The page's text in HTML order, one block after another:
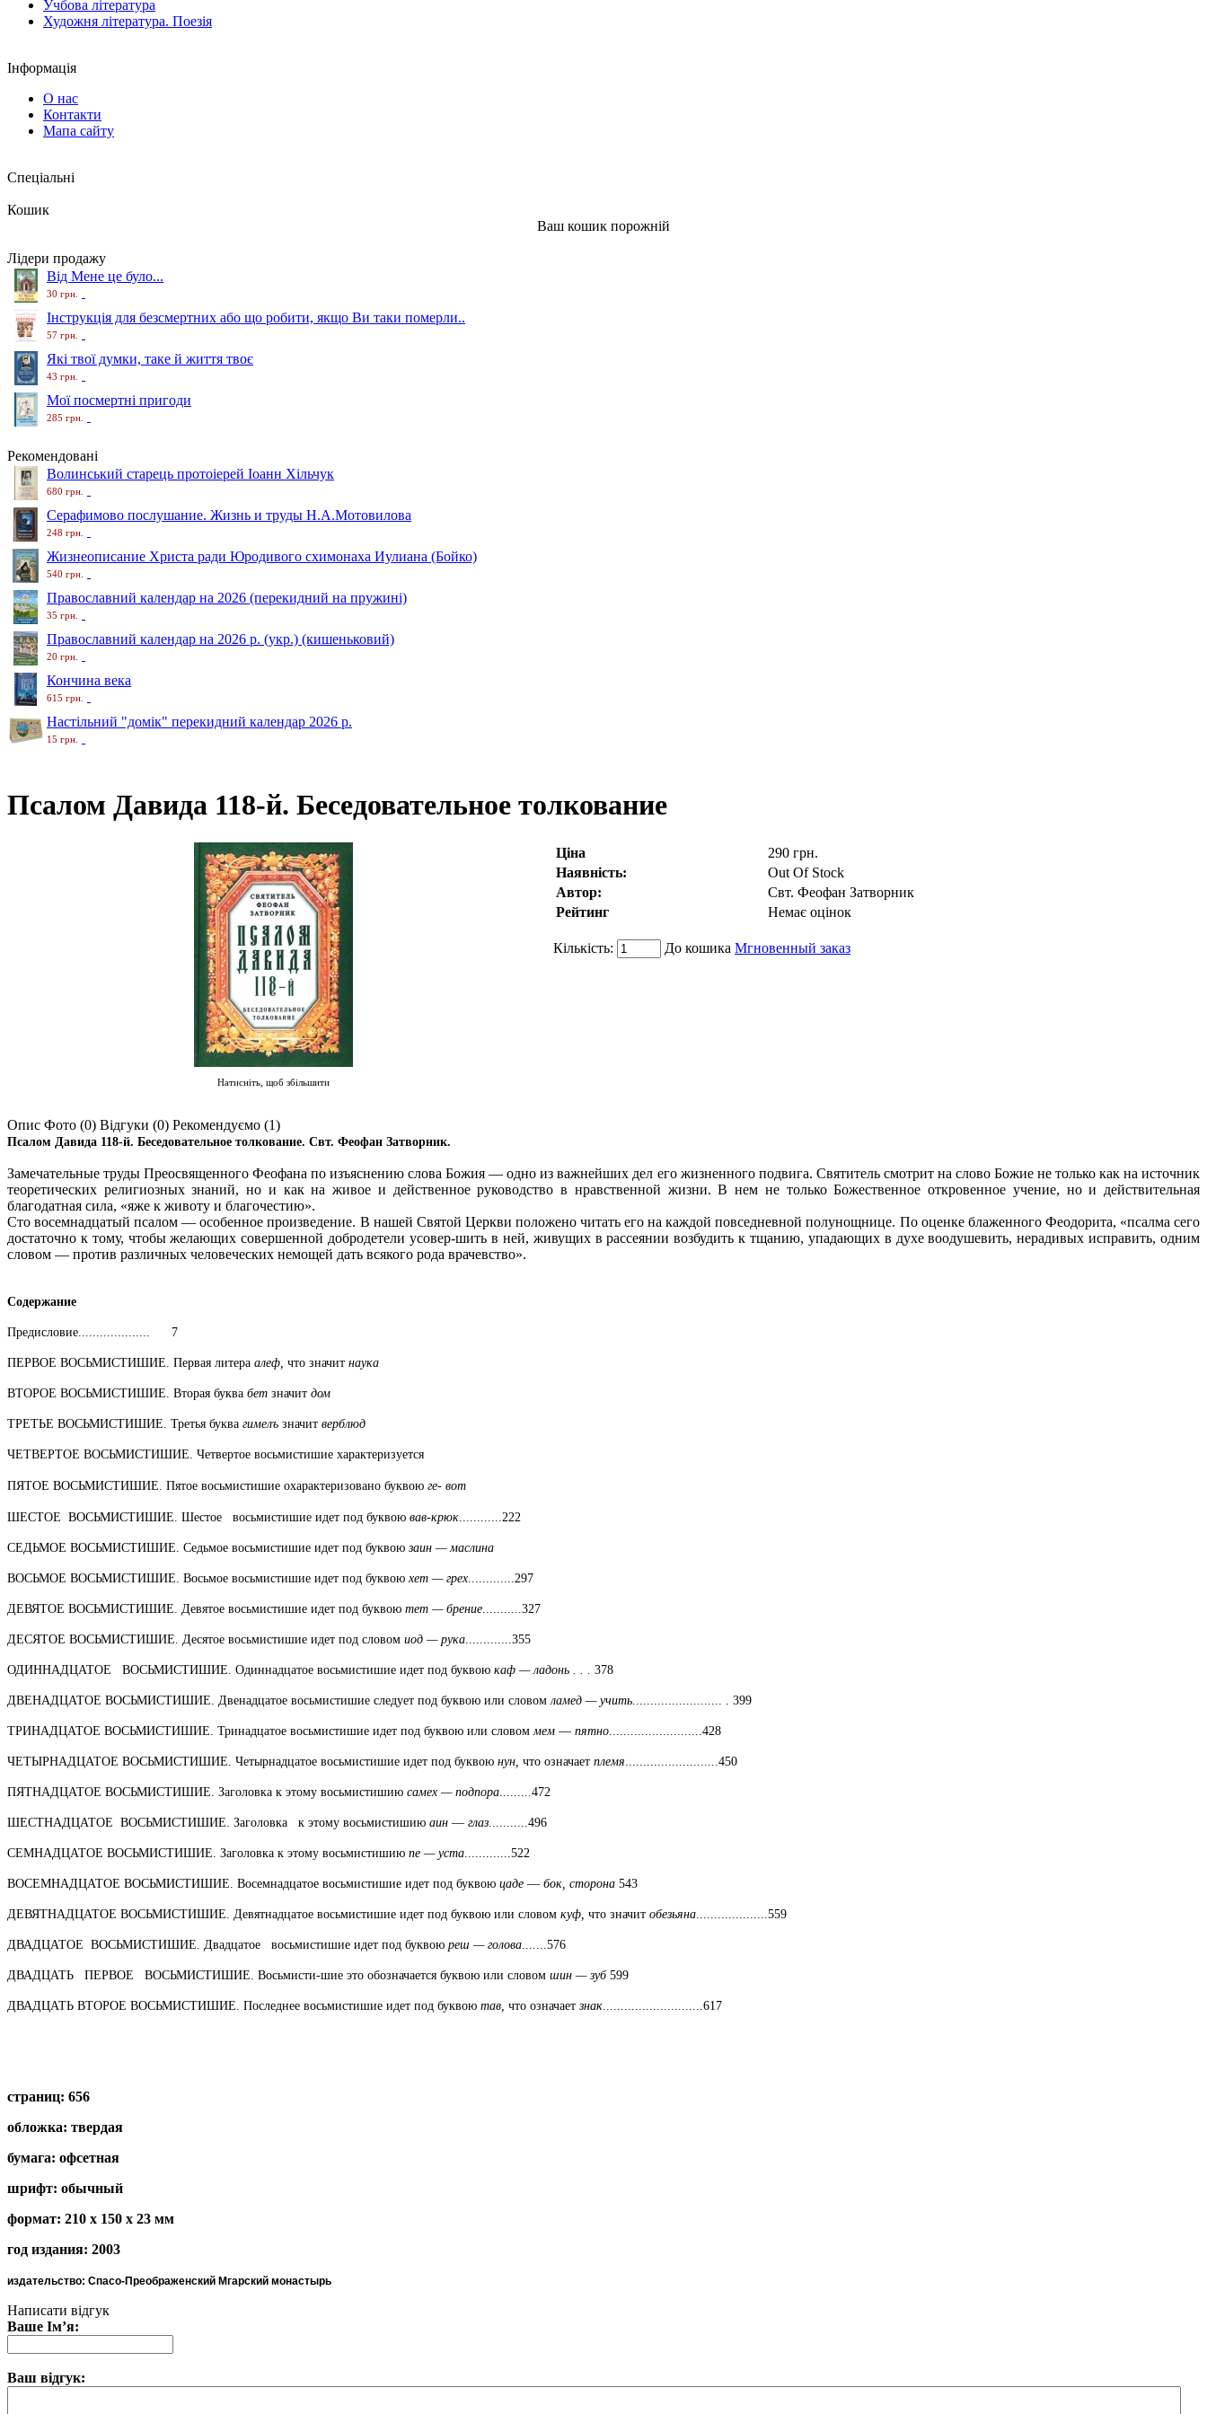
Учбова література
Художня література. Поезія
Інформація
О нас
Контакти
Мапа сайту
Спеціальні
Кошик
Ваш кошик порожній
Лідери продажу
Від Мене це було...
30 грн.
Інструкція для безсмертних або що робити, якщо Ви таки померли..
57 грн.
Які твої думки, таке й життя твоє
43 грн.
Мої посмертні пригоди
285 грн.
Рекомендовані
Волинський старець протоіерей Іоанн Хільчук
680 грн.
Серафимово послушание. Жизнь и труды Н.А.Мотовилова
248 грн.
Жизнеописание Христа ради Юродивого схимонаха Иулиана (Бойко)
540 грн.
Православний календар на 2026 (перекидний на пружині)
35 грн.
Православний календар на 2026 р. (укр.) (кишеньковий)
20 грн.
Кончина века
615 грн.
Настільний "домік" перекидний календар 2026 р.
15 грн.
Псалом Давида 118-й. Беседовательное толкование
Натисніть, щоб збільшити
Ціна
290 грн.
Наявність:
Out Of Stock
Автор:
Свт. Феофан Затворник
Рейтинг
Немає оцінок
Кількість: До кошика Мгновенный заказ
Опис Фото (0) Відгуки (0) Рекомендуємо (1)
Псалом Давида 118-й. Беседовательное толкование. Свт. Феофан Затворник.
Замечательные труды Преосвященного Феофана по изъяснению слова Божия — одно из важнейших дел его жизненного подвига. Святитель смотрит на слово Божие не только как на источник
теоретических религиозных знаний, но и как на живое и действенное руководство в нравственной жизни. В нем не только Божественное откровенное учение, но и действительная
благодатная сила, «яже к животу и благочестию».
Сто восемнадцатый псалом — особенное произведение. В нашей Святой Церкви положено читать его на каждой повседневной полунощнице. По оценке блаженного Феодорита, «псалма сего
достаточно к тому, чтобы желающих совершенной добродетели усовер-шить в ней, живущих в рассеянии возбудить к тщанию, упадающих в духе воодушевить, нерадивых исправить, одним
словом — против различных человеческих немощей дать всякого рода врачевство».
Содержание
Предисловие.................... 7
ПЕРВОЕ ВОСЬМИСТИШИЕ. Первая литера алеф, что значит наука
ВТОРОЕ ВОСЬМИСТИШИЕ. Вторая буква бет зна­чит дом
ТРЕТЬЕ ВОСЬМИСТИШИЕ. Третья буква гимелъ зна­чит верблюд
ЧЕТВЕРТОЕ ВОСЬМИСТИШИЕ. Четвертое восьмисти­шие характеризуется
ПЯТОЕ ВОСЬМИСТИШИЕ. Пятое восьмистишие оха­рактеризовано буквою ге- вот
ШЕСТОЕ ВОСЬМИСТИШИЕ. Шестое восьмистишие идет под буквою вав-крюк ............222
СЕДЬМОЕ ВОСЬМИСТИШИЕ. Седьмое восьмистишие идет под буквою заин — маслина
ВОСЬМОЕ ВОСЬМИСТИШИЕ. Восьмое восьмистишие идет под буквою хет — грех .............297
ДЕВЯТОЕ ВОСЬМИСТИШИЕ. Девятое восьмистишие идет под буквою тет — брение ...........327
ДЕСЯТОЕ ВОСЬМИСТИШИЕ. Десятое восьмистишие идет под словом иод — рука .............355
ОДИННАДЦАТОЕ ВОСЬМИСТИШИЕ. Одиннадцатое восьмистишие идет под буквою каф — ладонь . . . 378
ДВЕНАДЦАТОЕ ВОСЬМИСТИШИЕ. Двенадцатое вось­мистишие следует под буквою или словом ламед — учить ......................... . 399
ТРИНАДЦАТОЕ ВОСЬМИСТИШИЕ. Тринадцатое вось­мистишие идет под буквою или словом мем — пятно ..........................428
ЧЕТЫРНАДЦАТОЕ ВОСЬМИСТИШИЕ. Четырнадцатое восьмистишие идет под буквою нун, что означает племя ..........................450
ПЯТНАДЦАТОЕ ВОСЬМИСТИШИЕ. Заголовка к это­му восьмистишию самех — подпора .........472
ШЕСТНАДЦАТОЕ ВОСЬМИСТИШИЕ. Заголовка к этому восьмистишию аин — глаз ...........496
СЕМНАДЦАТОЕ ВОСЬМИСТИШИЕ. Заголовка к это­му восьмистишию пе — уста .............522
ВОСЕМНАДЦАТОЕ ВОСЬМИСТИШИЕ. Восемнадцатое восьмистишие идет под буквою цаде — бок, сторона 543
ДЕВЯТНАДЦАТОЕ ВОСЬМИСТИШИЕ. Девятнадцатое восьмистишие идет под буквою или словом куф, что значит обезьяна ....................559
ДВАДЦАТОЕ ВОСЬМИСТИШИЕ. Двадцатое восьми­стишие идет под буквою реш — голова .......576
ДВАДЦАТЬ ПЕРВОЕ ВОСЬМИСТИШИЕ. Восьмисти-шие это обозначается буквою или словом шин — зуб 599
ДВАДЦАТЬ ВТОРОЕ ВОСЬМИСТИШИЕ. Последнее восьмистишие идет под буквою тав, что означает знак ............................617
страниц: 656
обложка: твердая
бумага: офсетная
шрифт: обычный
формат: 210 х 150 х 23 мм
год издания: 2003
издательство: Спасо-Преображенский Мгарский монастырь
Написати відгук
Ваше Ім’я:
Ваш відгук: